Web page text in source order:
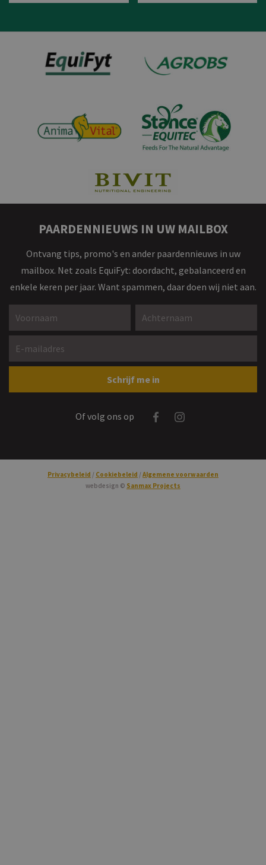
Bekijk product Bekijk product
PAARDENNIEUWS IN UW MAILBOX
Ontvang tips, promo's en ander paardennieuws in uw
mailbox. Net zoals EquiFyt: doordacht, gebalanceerd en
enkele keren per jaar. Want spammen, daar doen wij niet aan.
Gelieve dit veld leeg te laten
Schrijf me in
Of volg ons op Facebook
Privacybeleid Cookiebeleid
Algemene voorwaarden
webdesign © Sanmax Projects